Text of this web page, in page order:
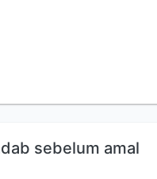
sebelum amal